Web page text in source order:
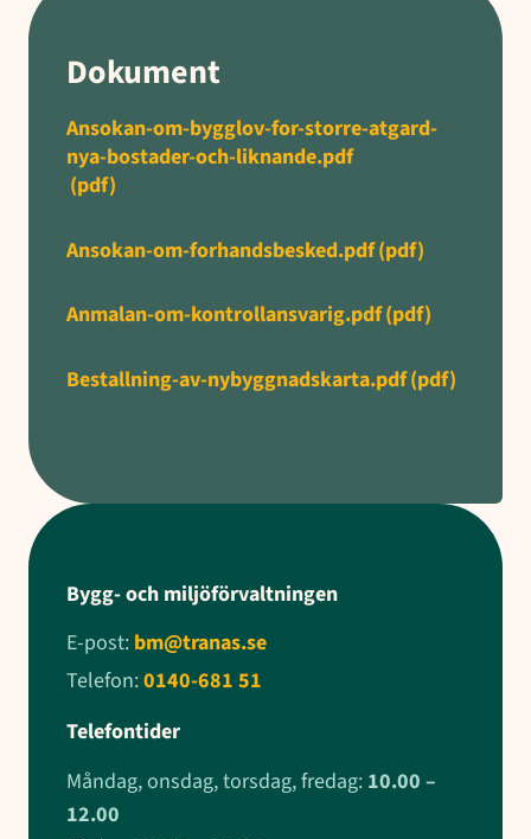
Dokument
Ansokan-om-bygglov-for-storre-atgard-
nya-bostader-och-liknande.pdf
(pdf)
Ansokan-om-forhandsbesked.pdf(pdf)
Anmalan-om-kontrollansvarig.pdf(pdf)
Bestallning-av-nybyggnadskarta.pdf(pdf)
Bygg- och miljöförvaltningen
E-post: bm@tranas.se
Telefon:0140-681 51
Telefontider
Måndag, onsdag, torsdag, fredag: 10.00 –
12.00